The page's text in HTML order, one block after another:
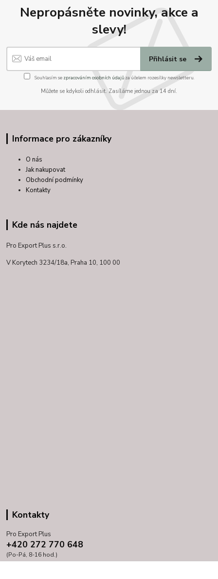
Nepropásněte novinky, akce a
slevy!
Přihlásit se
Souhlasím se zpracováním osobních údajůza účelem rozesílky newsletteru.
Můžete se kdykoli odhlásit. Zasíláme jednou za 14 dní.
Informace pro zákazníky
O nás
Jak nakupovat
Obchodní podmínky
Kontakty
Kde nás najdete
Pro Export Plus s.r.o.
V Korytech 3234/18a, Praha 10, 100 00
Kontakty
Pro Export Plus
+420 272 770 648
(Po-Pá, 8-16 hod.)